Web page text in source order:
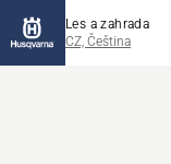
Les a zahrada
CZ, Čeština